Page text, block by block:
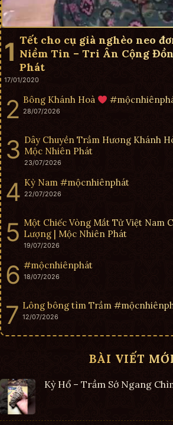
Tết cho cụ già nghèo neo
Niềm Tin – Tri Ân Cộng
Phát
17/01/2020
Bông Khánh Hoà
28/07/2026
Dây Chuyền Trầm Hương Khánh
Mộc Nhiên Phát
23/07/2026
Kỳ Nam #mộcnhiênphát
22/07/2026
Một Chiếc Vòng Mắt Tử Việt Nam
Lượng | Mộc Nhiên Phát
19/07/2026
#mộcnhiênphát
18/07/2026
Lông bông tìm Trầm
12/07/2026
BÀI VIẾT
Kỳ Hổ – Trầm Sớ Ngang